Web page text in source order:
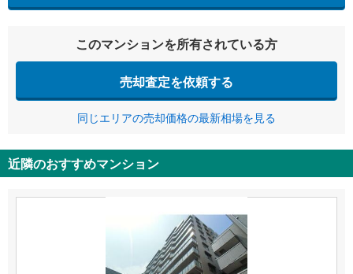
このマンションを所有されている方
売却査定を依頼する
同じエリアの売却価格の最新相場を見る
近隣のおすすめマンション